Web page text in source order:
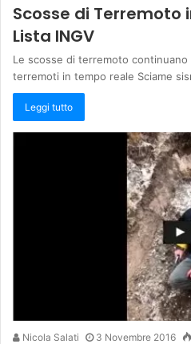
Scosse di Terremoto
Lista INGV
Le scosse di terremoto
terremoti in tempo reale Sciame
Leggi tutto
Nicola Salati 3 Novembre 2016